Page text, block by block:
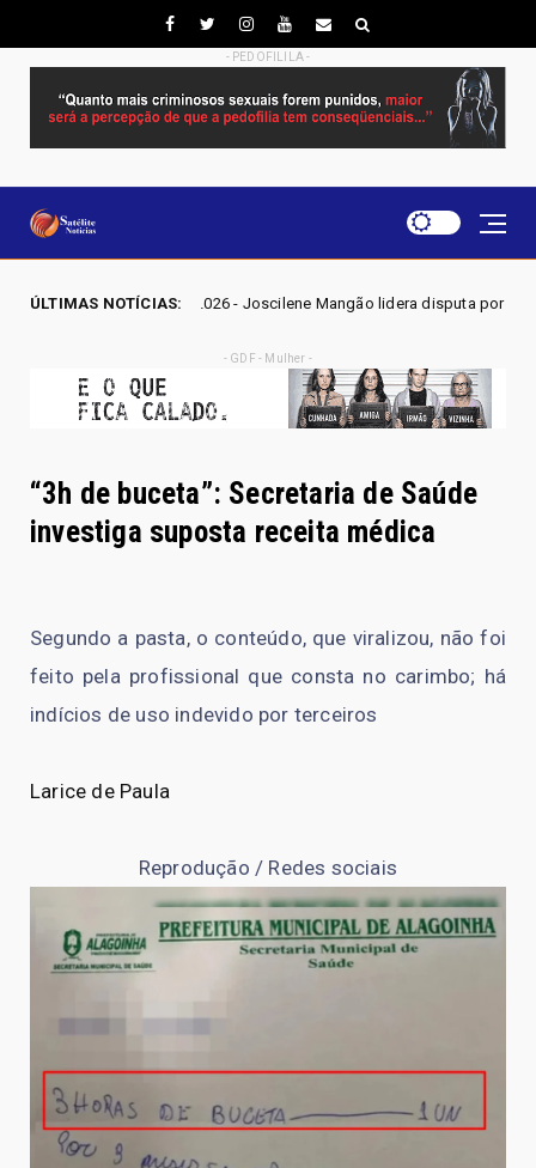
- PEDOFILILA -
ÚLTIMAS NOTÍCIAS:
2026 - Joscilene Mangão lidera disputa por vaga na Alego em Novo
- GDF - Mulher -
“3h de buceta”: Secretaria de Saúde
investiga suposta receita médica
Segundo a pasta, o conteúdo, que viralizou, não foi
feito pela profissional que consta no carimbo; há
indícios de uso indevido por terceiros
Larice de Paula
Reprodução / Redes sociais